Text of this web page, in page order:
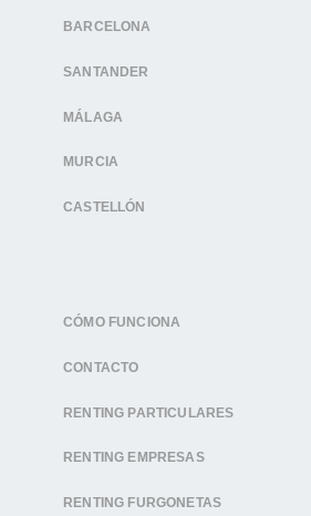
BARCELONA
SANTANDER
MÁLAGA
MURCIA
CASTELLÓN
CÓMO FUNCIONA
CONTACTO
RENTING PARTICULARES
RENTING EMPRESAS
RENTING FURGONETAS